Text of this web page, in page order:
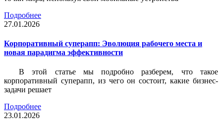
Подробнее
27.01.2026
Корпоративный суперапп: Эволюция рабочего места и
новая парадигма эффективности
В этой статье мы подробно разберем, что такое
корпоративный суперапп, из чего он состоит, какие бизнес-
задачи решает
Подробнее
23.01.2026